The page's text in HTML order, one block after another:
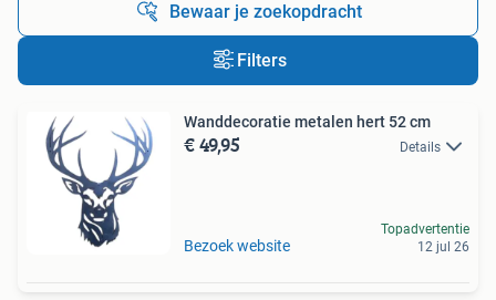
Bewaar je zoekopdracht
Filters
Wanddecoratie metalen hert 52 cm
€ 49,95 Details
Bezoek website
Topadvertentie
12 jul 26